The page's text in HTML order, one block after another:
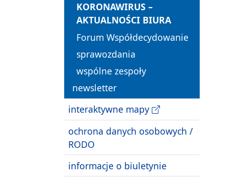
KORONAWIRUS –
AKTUALNOŚCI BIURA
Forum Współdecydowanie
sprawozdania
wspólne zespoły
newsletter
interaktywne mapy
ochrona danych osobowych /
RODO
informacje o biuletynie